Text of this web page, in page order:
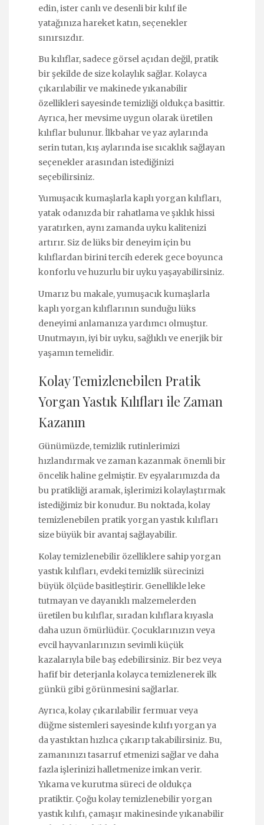
edin, ister canlı ve desenli bir kılıf ile
yatağınıza hareket katın, seçenekler
sınırsızdır.
Bu kılıflar, sadece görsel açıdan değil, pratik
bir şekilde de size kolaylık sağlar. Kolayca
çıkarılabilir ve makinede yıkanabilir
özellikleri sayesinde temizliği oldukça basittir.
Ayrıca, her mevsime uygun olarak üretilen
kılıflar bulunur. İlkbahar ve yaz aylarında
serin tutan, kış aylarında ise sıcaklık sağlayan
seçenekler arasından istediğinizi
seçebilirsiniz.
Yumuşacık kumaşlarla kaplı yorgan kılıfları,
yatak odanızda bir rahatlama ve şıklık hissi
yaratırken, aynı zamanda uyku kalitenizi
artırır. Siz de lüks bir deneyim için bu
kılıflardan birini tercih ederek gece boyunca
konforlu ve huzurlu bir uyku yaşayabilirsiniz.
Umarız bu makale, yumuşacık kumaşlarla
kaplı yorgan kılıflarının sunduğu lüks
deneyimi anlamanıza yardımcı olmuştur.
Unutmayın, iyi bir uyku, sağlıklı ve enerjik bir
yaşamın temelidir.
Kolay Temizlenebilen Pratik
Yorgan Yastık Kılıfları ile Zaman
Kazanın
Günümüzde, temizlik rutinlerimizi
hızlandırmak ve zaman kazanmak önemli bir
öncelik haline gelmiştir. Ev eşyalarımızda da
bu pratikliği aramak, işlerimizi kolaylaştırmak
istediğimiz bir konudur. Bu noktada, kolay
temizlenebilen pratik yorgan yastık kılıfları
size büyük bir avantaj sağlayabilir.
Kolay temizlenebilir özelliklere sahip yorgan
yastık kılıfları, evdeki temizlik sürecinizi
büyük ölçüde basitleştirir. Genellikle leke
tutmayan ve dayanıklı malzemelerden
üretilen bu kılıflar, sıradan kılıflara kıyasla
daha uzun ömürlüdür. Çocuklarınızın veya
evcil hayvanlarınızın sevimli küçük
kazalarıyla bile baş edebilirsiniz. Bir bez veya
hafif bir deterjanla kolayca temizlenerek ilk
günkü gibi görünmesini sağlarlar.
Ayrıca, kolay çıkarılabilir fermuar veya
düğme sistemleri sayesinde kılıfı yorgan ya
da yastıktan hızlıca çıkarıp takabilirsiniz. Bu,
zamanınızı tasarruf etmenizi sağlar ve daha
fazla işlerinizi halletmenize imkan verir.
Yıkama ve kurutma süreci de oldukça
pratiktir. Çoğu kolay temizlenebilir yorgan
yastık kılıfı, çamaşır makinesinde yıkanabilir